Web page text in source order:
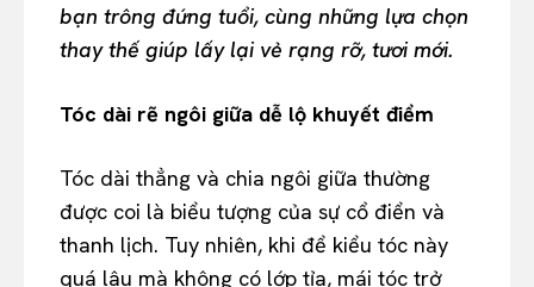
bạn trông đứng tuổi, cùng những lựa chọn
thay thế giúp lấy lại vẻ rạng rỡ, tươi mới.
Tóc dài rẽ ngôi giữa dễ lộ khuyết điểm
Tóc dài thẳng và chia ngôi giữa thường
được coi là biểu tượng của sự cổ điển và
thanh lịch. Tuy nhiên, khi để kiểu tóc này
quá lâu mà không có lớp tỉa, mái tóc trở